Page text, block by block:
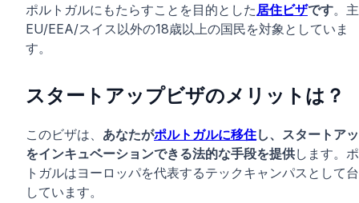
ポルトガルにもたらすことを目的とした居住ビザです。
EU/EEA/スイス以外の18歳以上の国民を対象としていま
す。
スタートアップビザのメリットは？
このビザは、 あなたがポルトガルに移住し、スタートア
をインキュベーションできる法的な手段を提供します。
トガルはヨーロッパを代表するテックキャンパスとして
しています。